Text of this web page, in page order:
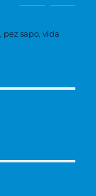
, pez sapo,vida